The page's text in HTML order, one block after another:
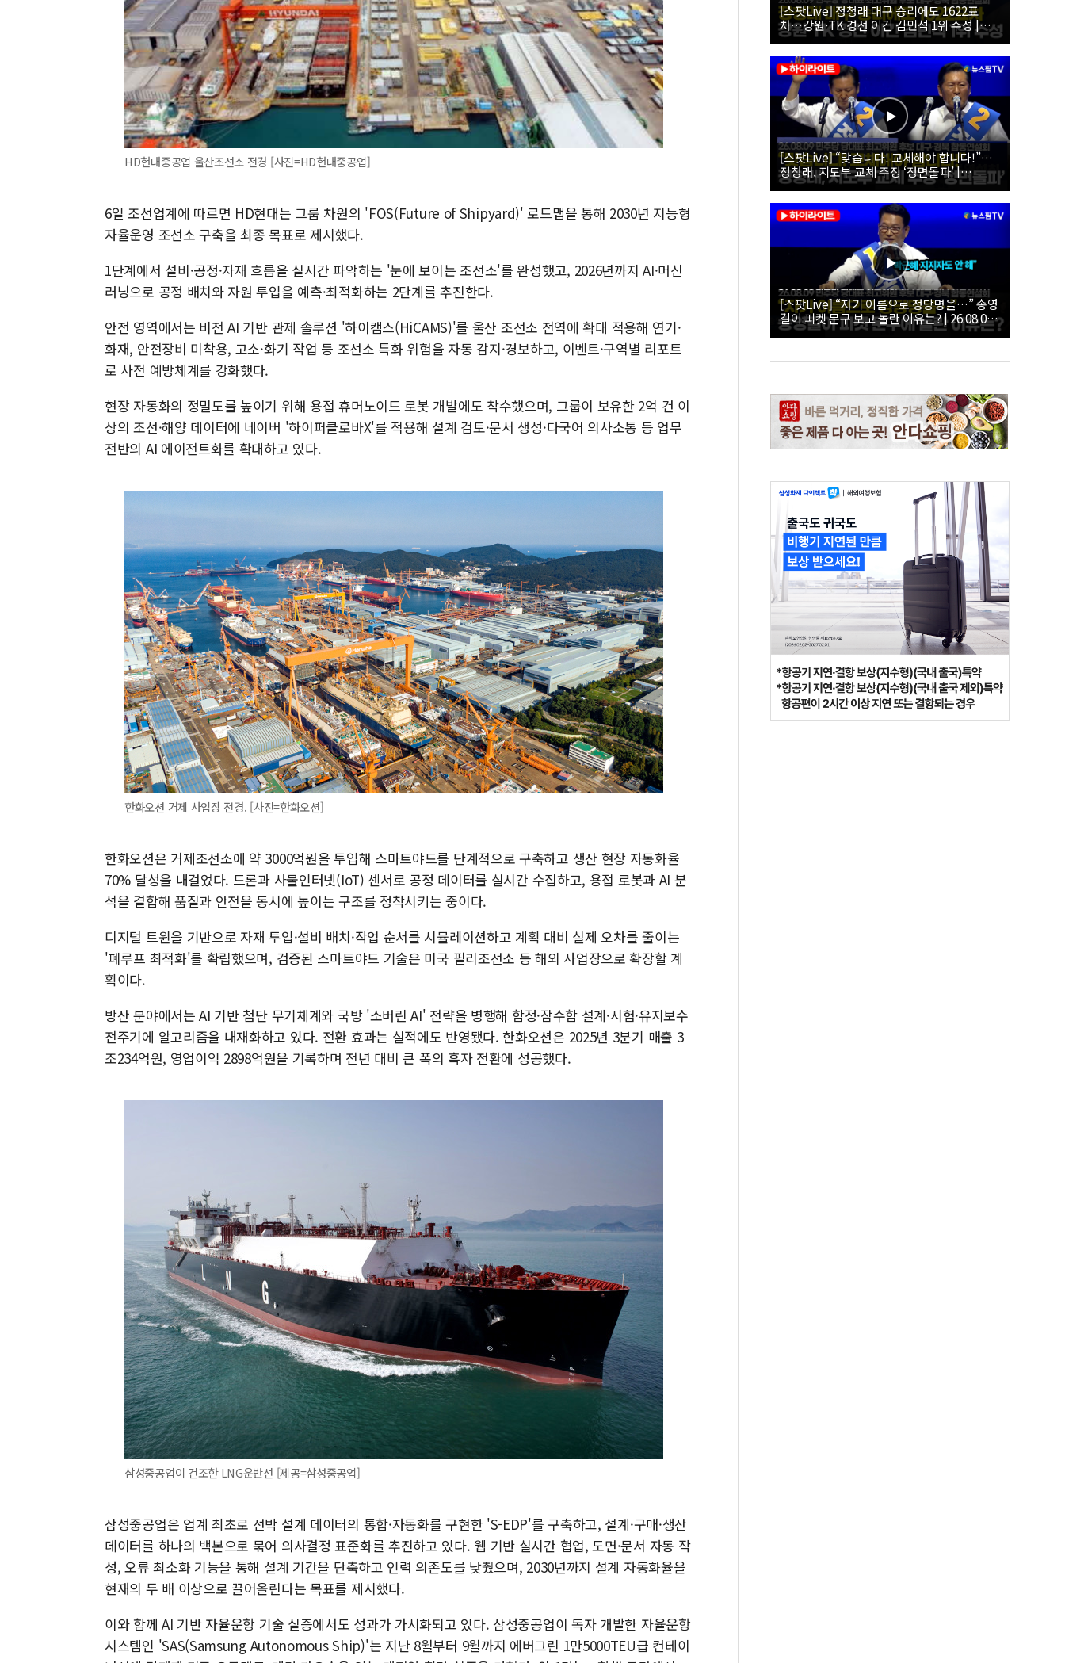
HD현대중공업 울산조선소 전경 [사진=HD현대중공업]
6일 조선업계에 따르면 HD현대는 그룹 차원의 'FOS(Future of Shipyard)' 로드맵을 통해 2030년 지능형
자율운영 조선소 구축을 최종 목표로 제시했다.
1단계에서 설비·공정·자재 흐름을 실시간 파악하는 '눈에 보이는 조선소'를 완성했고, 2026년까지 AI·머신
러닝으로 공정 배치와 자원 투입을 예측·최적화하는 2단계를 추진한다.
안전 영역에서는 비전 AI 기반 관제 솔루션 '하이캠스(HiCAMS)'를 울산 조선소 전역에 확대 적용해 연기·
화재, 안전장비 미착용, 고소·화기 작업 등 조선소 특화 위험을 자동 감지·경보하고, 이벤트·구역별 리포트
로 사전 예방체계를 강화했다.
현장 자동화의 정밀도를 높이기 위해 용접 휴머노이드 로봇 개발에도 착수했으며, 그룹이 보유한 2억 건 이
상의 조선·해양 데이터에 네이버 '하이퍼클로바X'를 적용해 설계 검토·문서 생성·다국어 의사소통 등 업무
전반의 AI 에이전트화를 확대하고 있다.
한화오션 거제 사업장 전경. [사진=한화오션]
한화오션은 거제조선소에 약 3000억원을 투입해 스마트야드를 단계적으로 구축하고 생산 현장 자동화율
70% 달성을 내걸었다. 드론과 사물인터넷(IoT) 센서로 공정 데이터를 실시간 수집하고, 용접 로봇과 AI 분
석을 결합해 품질과 안전을 동시에 높이는 구조를 정착시키는 중이다.
디지털 트윈을 기반으로 자재 투입·설비 배치·작업 순서를 시뮬레이션하고 계획 대비 실제 오차를 줄이는
'폐루프 최적화'를 확립했으며, 검증된 스마트야드 기술은 미국 필리조선소 등 해외 사업장으로 확장할 계
획이다.
방산 분야에서는 AI 기반 첨단 무기체계와 국방 '소버린 AI' 전략을 병행해 함정·잠수함 설계·시험·유지보수
전주기에 알고리즘을 내재화하고 있다. 전환 효과는 실적에도 반영됐다. 한화오션은 2025년 3분기 매출 3
조234억원, 영업이익 2898억원을 기록하며 전년 대비 큰 폭의 흑자 전환에 성공했다.
삼성중공업이 건조한 LNG운반선 [제공=삼성중공업]
삼성중공업은 업계 최초로 선박 설계 데이터의 통합·자동화를 구현한 'S-EDP'를 구축하고, 설계·구매·생산
데이터를 하나의 백본으로 묶어 의사결정 표준화를 추진하고 있다. 웹 기반 실시간 협업, 도면·문서 자동 작
성, 오류 최소화 기능을 통해 설계 기간을 단축하고 인력 의존도를 낮췄으며, 2030년까지 설계 자동화율을
현재의 두 배 이상으로 끌어올린다는 목표를 제시했다.
이와 함께 AI 기반 자율운항 기술 실증에서도 성과가 가시화되고 있다. 삼성중공업이 독자 개발한 자율운항
시스템인 'SAS(Samsung Autonomous Ship)'는 지난 8월부터 9월까지 에버그린 1만5000TEU급 컨테이
[스팟Live] 정청래 대구 승리에도 1622표
차…강원·TK 경선 이긴 김민석 1위 수성 |
26.08.09 더불어민주당 당대표·최고위원 후
보 대구·경북 합동연설회
[스팟Live] “맞습니다! 교체해야 합니다!”…
정청래, 지도부 교체 주장 ‘정면돌파’ |
26.08.09 더불어민주당 당대표·최고위원 후
보 대구·경북 합동연설회
[스팟Live] “자기 이름으로 정당명을…” 송영
길이 피켓 문구 보고 놀란 이유는? | 26.08.09
더불어민주당 당대표·최고위원 후보 대구·경